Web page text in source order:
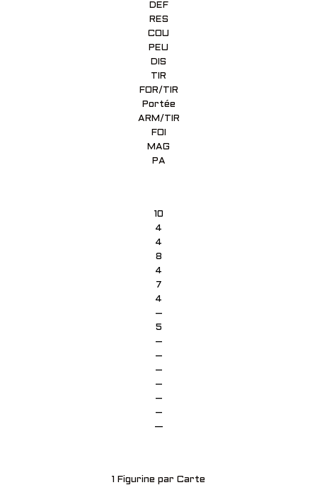
DEF
RES
COU
PEU
DIS
TIR
FOR/TIR
Portée
ARM/TIR
FOI
MAG
PA
10
4
4
8
4
7
4
–
5
–
–
–
–
–
–
—
1 Figurine par Carte